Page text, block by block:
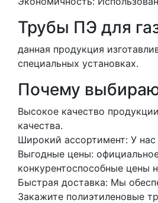
Трубы ПЭ для
данная продукция
специальных установках.
Почему
Высокое качество
качества.
Широкий ассортимент: У
Выгодные цены:
конкурентоспособные цены
Быстрая доставка: Мы
Закажите полиэтиленовые